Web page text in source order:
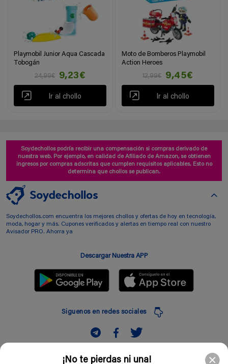
¡No te pierdas ni una!
Playmobil Junior Aqua Cascada
Tobogán
24,99€
9,23€
Ir al chollo
Moto de Bomberos Playmobil
Action Heroes
12,99€
9,45€
Ir al chollo
Soydechollos podría recibir una compensación si compras derivado de
nuestra web. Por ejemplo, en calidad de Afiliado de Amazon, se obtienen
ingresos por compras adscritas que cumplen requisitos aplicables. Esto no
determina que chollos se publican.
Soydechollos.com encuentra los mejores chollos y ofertas de hoy en tecnología,
moda, hogar y más. Cupones verificados y alertas en tiempo real con nuestro
Avisador PRO. Ahorra ya
Descargar Nuestra APP
Siguenos en redes sociales
Suscribir